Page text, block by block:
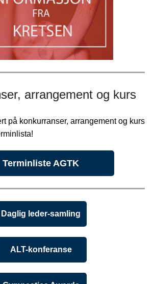
arrangement og kurs
på konkurranser, arrangement og kurs
Terminliste AGTK
Daglig leder-samling
ALT-konferanse